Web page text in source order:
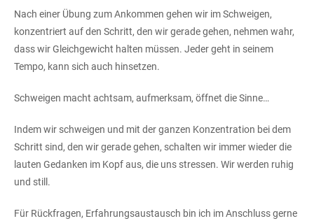
Nach einer Übung zum Ankommen gehen wir im Schweigen,
konzentriert auf den Schritt, den wir gerade gehen, nehmen wahr,
dass wir Gleichgewicht halten müssen. Jeder geht in seinem
Tempo, kann sich auch hinsetzen.
Schweigen macht achtsam, aufmerksam, öffnet die Sinne…
Indem wir schweigen und mit der ganzen Konzentration bei dem
Schritt sind, den wir gerade gehen, schalten wir immer wieder die
lauten Gedanken im Kopf aus, die uns stressen. Wir werden ruhig
und still.
Für Rückfragen, Erfahrungsaustausch bin ich im Anschluss gerne